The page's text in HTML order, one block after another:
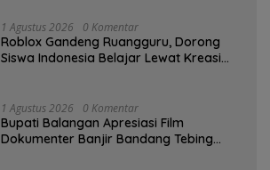
1 Agustus 2026 0 Komentar
Roblox Gandeng Ruangguru, Dorong
Siswa Indonesia Belajar Lewat Kreasi
1 Agustus 2026 0 Komentar
Bupati Balangan Apresiasi Film
Dokumenter Banjir Bandang Tebing